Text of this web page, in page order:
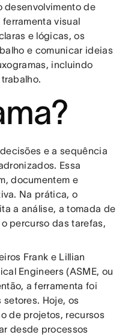
desenvolvimento de
visual
e lógicas, os
e comunicar ideias
incluindo
e a sequência
Essa
documentem e
Na prática, o
a análise, a tomada de
percurso das tarefas,
Frank e Lillian
Engineers (ASME, ou
a ferramenta foi
Hoje, os
de projetos, recursos
desde processos